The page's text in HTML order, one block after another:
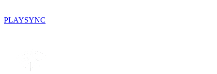
PLAYSYNC